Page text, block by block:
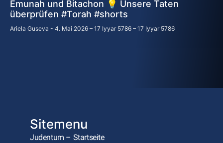
Emunah und Bitachon 💡 Unsere Taten
überprüfen #Torah #shorts
Ariela Guseva 4. Mai 2026 – 17 Iyyar 5786 – 17 Iyyar 5786
Sitemenu
Judentum – Startseite